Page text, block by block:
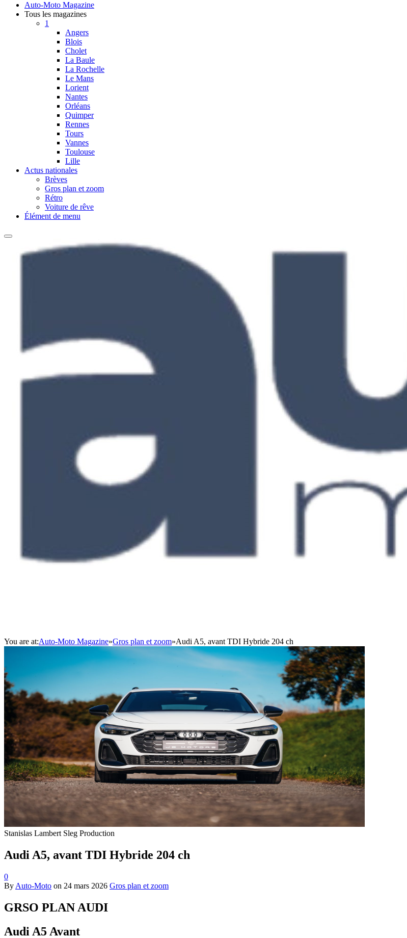
Auto-Moto Magazine
Tous les magazines
1
Angers
Blois
Cholet
La Baule
La Rochelle
Le Mans
Lorient
Nantes
Orléans
Quimper
Rennes
Tours
Vannes
Toulouse
Lille
Actus nationales
Brèves
Gros plan et zoom
Rétro
Voiture de rêve
Élément de menu
You are at:Auto-Moto Magazine»Gros plan et zoom»Audi A5, avant TDI Hybride 204 ch
Stanislas Lambert Sleg Production
Audi A5, avant TDI Hybride 204 ch
0
By Auto-Moto on 24 mars 2026 Gros plan et zoom
GRSO PLAN AUDI
Audi A5 Avant